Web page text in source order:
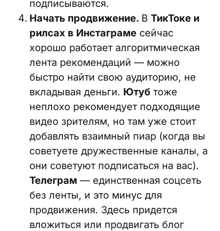
подписываются.
Начать продвижение. В ТикТоке и
рилсах в Инстаграме сейчас
хорошо работает алгоритмическая
лента рекомендаций — можно
быстро найти свою аудиторию, не
вкладывая деньги. Ютуб тоже
неплохо рекомендует подходящие
видео зрителям, но там уже стоит
добавлять взаимный пиар (когда вы
советуете дружественные каналы, а
они советуют подписаться на вас).
Телеграм — единственная соцсеть
без ленты, и это минус для
продвижения. Здесь придется
вложиться или продвигать блог